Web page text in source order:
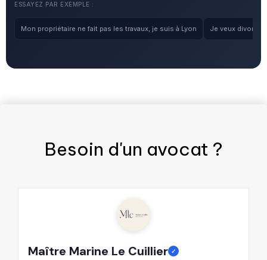
ESSAYEZ PAR EXEMPLE :
Mon propriétaire ne fait pas les travaux, je suis à Lyon Je veux
Besoin d'un avocat ?
Maître Marine Le Cuillier ✓